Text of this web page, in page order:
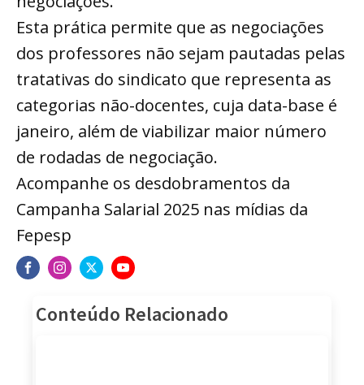
Esta prática permite que as negociações
dos professores não sejam pautadas pelas
tratativas do sindicato que representa as
categorias não-docentes, cuja data-base é
janeiro, além de viabilizar maior número
de rodadas de negociação.
Acompanhe os desdobramentos da
Campanha Salarial 2025 nas mídias da
Fepesp
Conteúdo Relacionado